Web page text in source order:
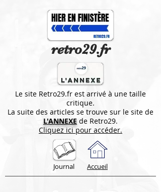
retro29.fr
Le site Retro29.fr est arrivé à une taille
critique.
La suite des articles se trouve sur le site de
L'ANNEXE de Retro29.
Cliquez ici pour accéder.
Journal Accueil